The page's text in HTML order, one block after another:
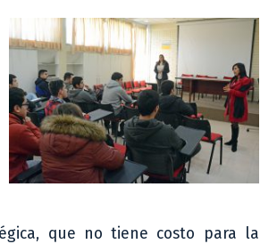
que no tiene costo para la